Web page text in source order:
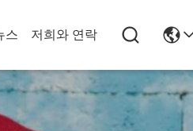
스 저희와 연락